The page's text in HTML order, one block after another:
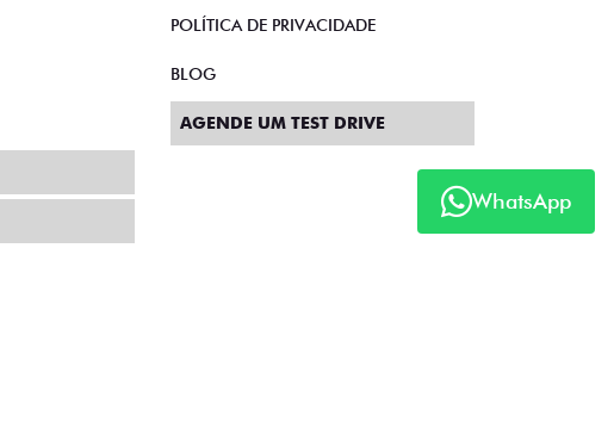
WhatsApp
POLÍTICA DE PRIVACIDADE
BLOG
AGENDE UM TEST DRIVE